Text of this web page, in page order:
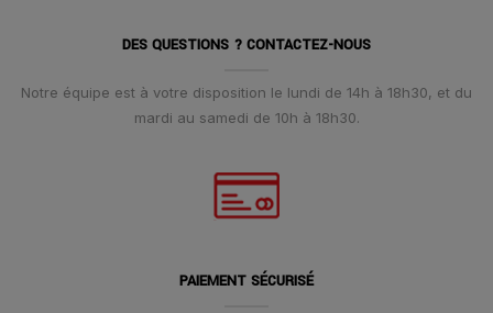
DES QUESTIONS ? CONTACTEZ-NOUS
Notre équipe est à votre disposition le lundi de 14h à 18h30, et du
mardi au samedi de 10h à 18h30.
PAIEMENT SÉCURISÉ